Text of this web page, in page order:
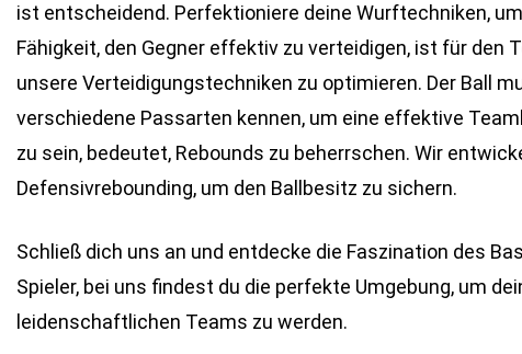
ist entscheidend. Perfektioniere deine Wurftechniken,
Fähigkeit, den Gegner effektiv zu verteidigen, ist für den
unsere Verteidigungstechniken zu optimieren. Der Ball
verschiedene Passarten kennen, um eine effektive
zu sein, bedeutet, Rebounds zu beherrschen. Wir
Defensivrebounding, um den Ballbesitz zu sichern.
Schließ dich uns an und entdecke die Faszination des
Spieler, bei uns findest du die perfekte Umgebung, um
leidenschaftlichen Teams zu werden.